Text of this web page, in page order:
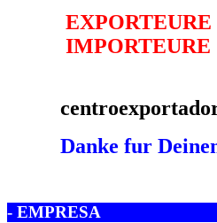
- EMPRESA